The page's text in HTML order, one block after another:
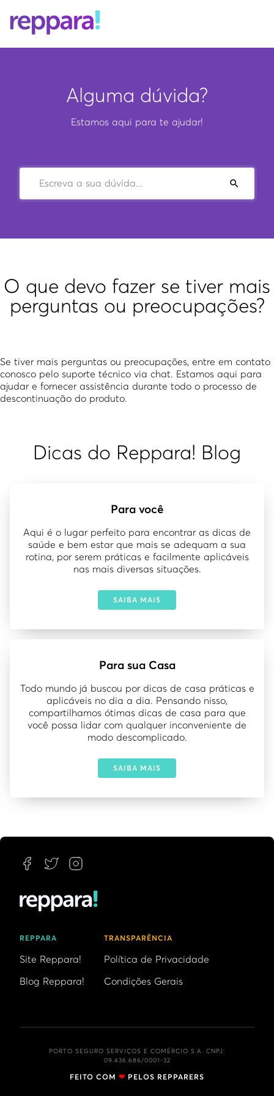
Alguma dúvida?
Estamos aqui para te ajudar!
O que devo fazer se tiver mais
perguntas ou preocupações?
Se tiver mais perguntas ou preocupações, entre em contato
conosco pelo suporte técnico via chat. Estamos aqui para
ajudar e fornecer assistência durante todo o processo de
descontinuação do produto.
Dicas do Reppara! Blog
Para você
Aqui é o lugar perfeito para encontrar as dicas de
saúde e bem estar que mais se adequam a sua
rotina, por serem práticas e facilmente aplicáveis
nas mais diversas situações.
SAIBA MAIS
Para sua Casa
Todo mundo já buscou por dicas de casa práticas e
aplicáveis no dia a dia. Pensando nisso,
compartilhamos ótimas dicas de casa para que
você possa lidar com qualquer inconveniente de
modo descomplicado.
SAIBA MAIS
REPPARA
Site Reppara!
Blog Reppara!
TRANSPARÊNCIA
Política de Privacidade
Condições Gerais
PORTO SEGURO SERVIÇOS E COMÉRCIO S.A. CNPJ:
09.436.686/0001-32
FEITO COM ❤ PELOS REPPARERS